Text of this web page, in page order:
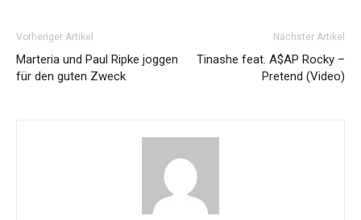
Vorheriger Artikel
Marteria und Paul Ripke joggen
für den guten Zweck
Nächster Artikel
Tinashe feat. A$AP Rocky –
Pretend (Video)